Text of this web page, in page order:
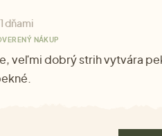
dňami
NÁKUP
veľmi dobrý strih vytvára